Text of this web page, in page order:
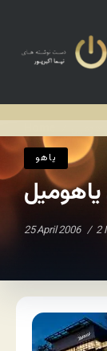
ياهو
25 April 2006 2